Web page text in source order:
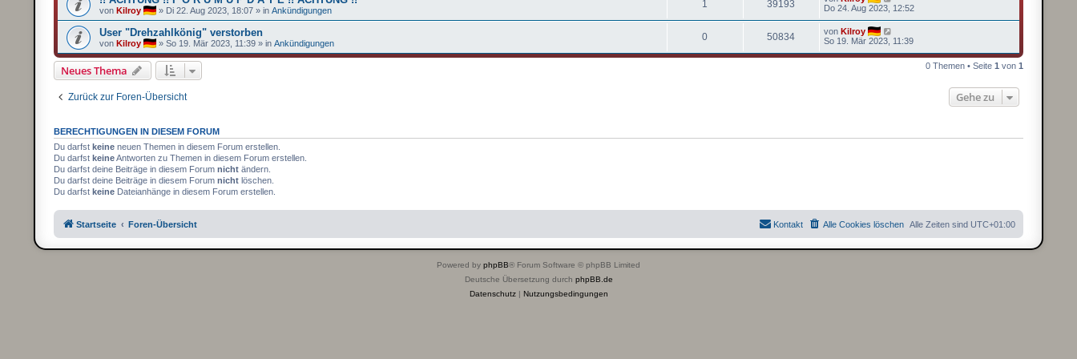
vonKilroy » Di 22. Aug 2023, 18:07 » inAnkündigungen
1 39193
Do 24. Aug 2023, 12:52
User "Drehzahlkönig" verstorben
vonKilroy »So 19. Mär 2023, 11:39 » inAnkündigungen
0 50834 von Kilroy
So 19. Mär 2023, 11:39
Neues Thema 0 Themen • Seite 1 von 1
Zurück zur Foren-Übersicht Gehe zu
BERECHTIGUNGEN IN DIESEM FORUM
Du darfstkeine neuen Themen in diesem Forum erstellen.
Du darfstkeineAntworten zu Themen in diesem Forum erstellen.
Du darfst deine Beiträge in diesem Forumnicht ändern.
Du darfst deine Beiträge in diesem Forumnicht löschen.
Du darfstkeine Dateianhänge in diesem Forum erstellen.
Startseite Foren-Übersicht Alle Zeiten sind UTC+01:00
Alle Cookies löschen
Kontakt
Powered by phpBB® Forum Software © phpBB Limited
Deutsche Übersetzung durch phpBB.de
Datenschutz| Nutzungsbedingungen